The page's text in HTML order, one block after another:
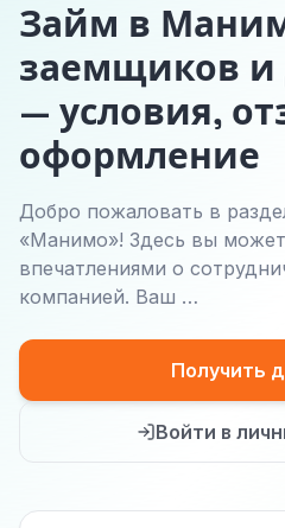
Займ в
заемщиков
— условия,
оформление
Добро пожаловать в
«Манимо»! Здесь вы
впечатлениями о
компанией. Ваш …
Получить
Войти в